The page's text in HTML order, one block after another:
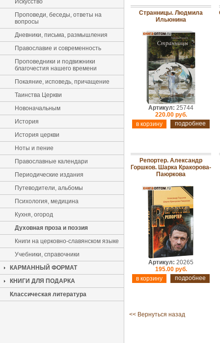
Искусство
Проповеди, беседы, ответы на
вопросы
Дневники, письма, размышления
Православие и современность
Проповедники и подвижники
благочестия нашего времени
Покаяние, исповедь, причащение
Таинства Церкви
Новоначальным
История
История церкви
Ноты и пение
Православные календари
Периодические издания
Путеводители, альбомы
Психология, медицина
Кухня, огород
Духовная проза и поэзия
Книги на церковно-славянском языке
Учебники, справочники
КАРМАННЫЙ ФОРМАТ
КНИГИ ДЛЯ ПОДАРКА
Классическая литература
Странницы. Людмила
Ильюнина
Артикул: 25744
220.00 руб.
подробнее
Репортер. Александр
Горшков. Шарка Кракорова-
Паюркова
Артикул: 20265
195.00 руб.
подробнее
<< Вернуться назад